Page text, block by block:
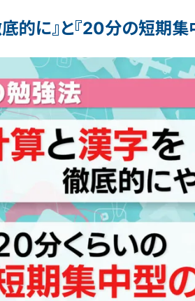
的に』と『20分の短期集